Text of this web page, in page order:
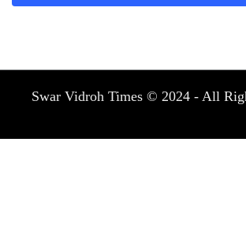
Swar Vidroh Times © 2024 - All